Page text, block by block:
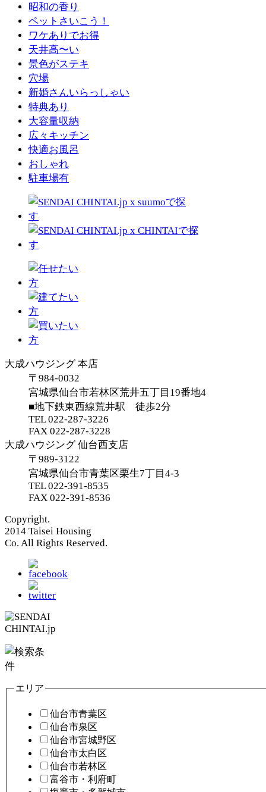
昭和の香り
ペットさいこう！
ワケありでお得
天井高〜い
景色がステキ
穴場
新婚さんいらっしゃい
特典あり
大容量収納
広々キッチン
快適お風呂
おしゃれ
駐車場有
大成ハウジング 本店
〒 984-0032
宮城県仙台市若林区荒井五丁目19番地4
■地下鉄東西線荒井駅 徒歩2分
TEL022-287-3226
FAX 022-287-3228
大成ハウジング 仙台西支店
〒 989-3122
宮城県仙台市青葉区栗生7丁目4-3
TEL022-391-8535
FAX 022-391-8536
Copyright.
2014 Taisei Housing
Co. All Rights Reserved.
エリア
仙台市青葉区
仙台市泉区
仙台市宮城野区
仙台市太白区
仙台市若林区
富谷市・利府町